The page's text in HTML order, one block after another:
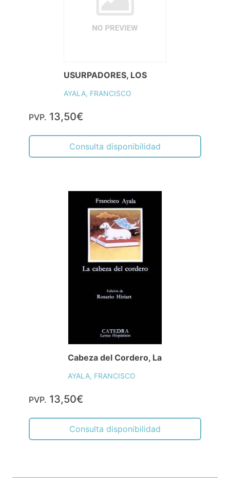
USURPADORES, LOS
AYALA, FRANCISCO
PVP. 13,50€
Consulta disponibilidad
Cabeza del Cordero, La
AYALA, FRANCISCO
PVP. 13,50€
Consulta disponibilidad